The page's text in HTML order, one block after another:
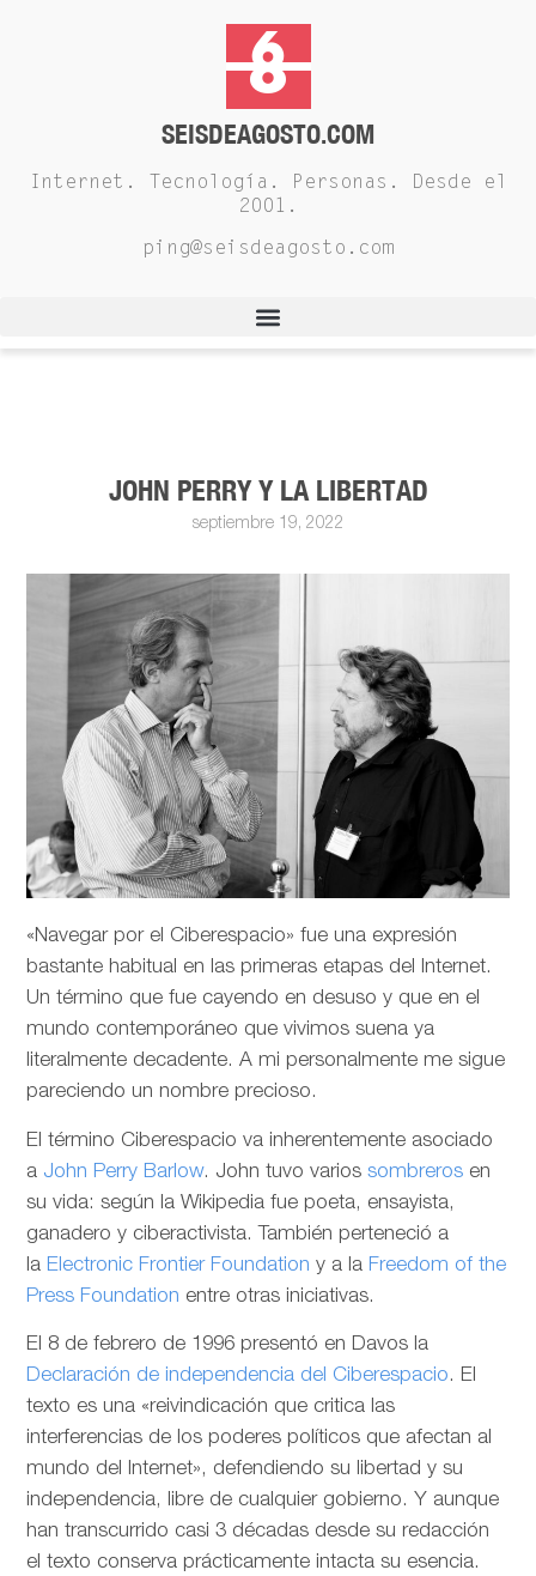
SEISDEAGOSTO.COM
Internet. Tecnología. Personas. Desde el
2001.
ping@seisdeagosto.com
JOHN PERRY Y LA LIBERTAD
septiembre 19, 2022
«Navegar por el Ciberespacio» fue una expresión
bastante habitual en las primeras etapas del Internet.
Un término que fue cayendo en desuso y que en el
mundo contemporáneo que vivimos suena ya
literalmente decadente. A mi personalmente me sigue
pareciendo un nombre precioso.
El término Ciberespacio va inherentemente asociado
a John Perry Barlow. John tuvo variossombreros en
su vida: según la Wikipedia fue poeta, ensayista,
ganadero y ciberactivista. También perteneció a
la Electronic Frontier Foundation y a la Freedom of the
Press Foundation entre otras iniciativas.
El 8 de febrero de 1996 presentó en Davos la
Declaración de independencia del Ciberespacio. El
texto es una «reivindicación que critica las
interferencias de los poderes políticos que afectan al
mundo del Internet», defendiendo su libertad y su
independencia, libre de cualquier gobierno. Y aunque
han transcurrido casi 3 décadas desde su redacción
el texto conserva prácticamente intacta su esencia.